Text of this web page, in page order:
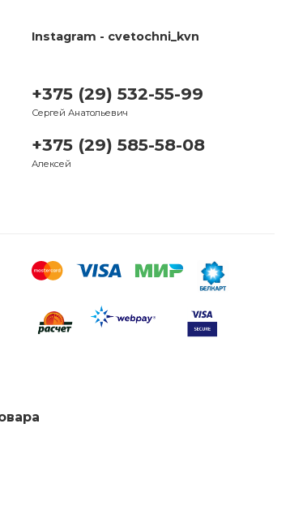
Instagram - cvetochni_kvn
+375 (29) 532-55-99
Сергей Анатольевич
+375 (29) 585-58-08
Алексей